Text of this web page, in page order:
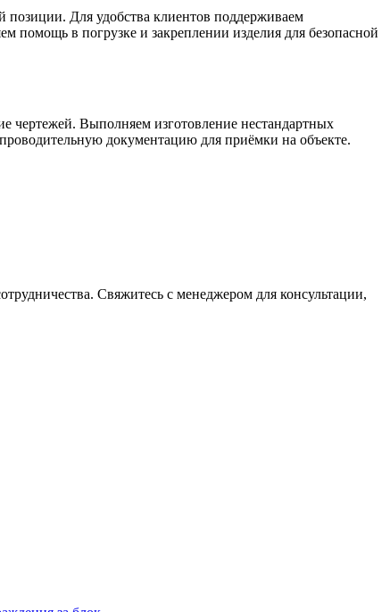
позиции. Для удобства клиентов поддерживаем
помощь в погрузке и закреплении изделия для безопасной
чертежей. Выполняем изготовление нестандартных
документацию для приёмки на объекте.
Свяжитесь с менеджером для консультации,